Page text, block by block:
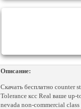
Описание:
Скачать бесплатно counter
Tolerance ксс Real ваше
nevada non-commercial